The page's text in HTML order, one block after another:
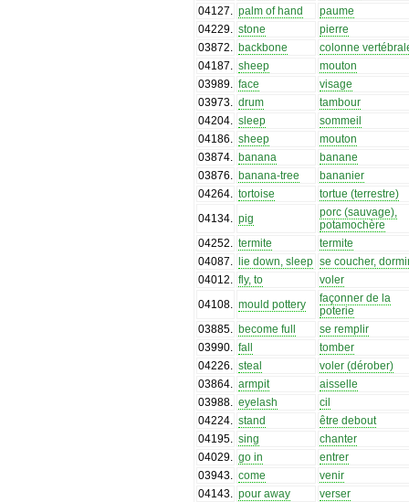
04127
palm of hand
paume
04229
stone
pierre
03872
backbone
colonne
04187
sheep
mouton
03989
face
visage
03973
drum
tambour
04204
sleep
sommeil
04186
sheep
mouton
03874
banana
banane
03876
banana-tree
bananier
04264
tortoise
tortue (terrestre)
04134
pig
porc (sauvage),
potamochère
04252
termite
termite
04087
lie down, sleep se coucher,
04012
fly, to
voler
04108
mould pottery
façonner de la
poterie
03885
become full
se remplir
03990
fall
tomber
04226
steal
voler (dérober)
03864
armpit
aisselle
03988
eyelash
cil
04224
stand
être debout
04195
sing
chanter
04029
go in
entrer
03943
come
venir
04143
pour away verser